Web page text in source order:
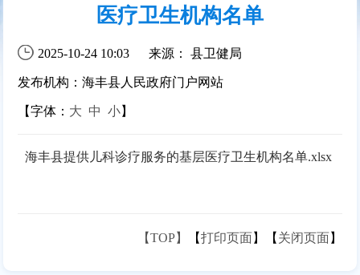
医疗卫生机构名单
2025-10-24 10:03 来源： 县卫健局
发布机构：海丰县人民政府门户网站
【字体： 大 中 小】
海丰县提供儿科诊疗服务的基层医疗卫生机构名单.xlsx
【TOP】 【打印页面】【 关闭页面】